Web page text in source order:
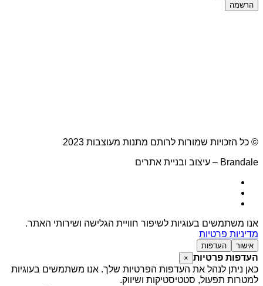
הרשמה
© כל הזכויות שמורות לרותם מתנות מעוצבות 2023
Brandale – עיצוב ובניית אתרים
אנו משתמשים בעוגיות לשיפור חוויית הגלישה ושירותי האתר.
מדיניות פרטיות
אישור העדפות
העדפות פרטיות ×
כאן ניתן לנהל את העדפות הפרטיות שלך. אנו משתמשים בעוגיות
למטרות תפעול, סטטיסטיקות ושיווק.